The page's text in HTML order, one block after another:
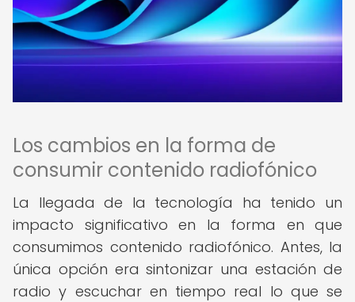
Los cambios en la forma de
consumir contenido radiofónico
La llegada de la tecnología ha tenido un
impacto significativo en la forma en que
consumimos contenido radiofónico. Antes, la
única opción era sintonizar una estación de
radio y escuchar en tiempo real lo que se